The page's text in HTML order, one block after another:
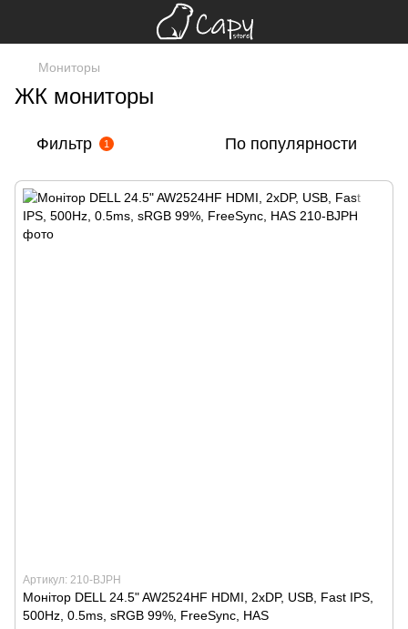
Мониторы
ЖК мониторы
Фильтр 1 По популярности
Артикул: 210-BJPH
Монітор DELL 24.5" AW2524HF HDMI, 2xDP, USB, Fast IPS,
500Hz, 0.5ms, sRGB 99%, FreeSync, HAS